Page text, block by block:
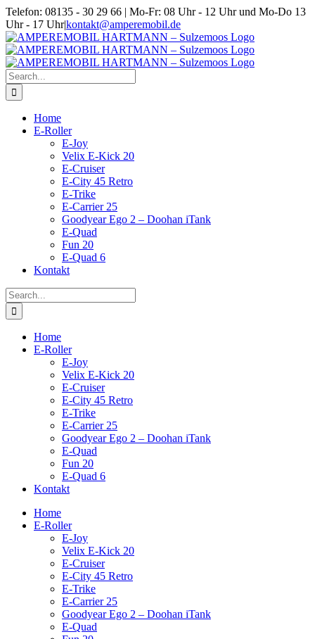
Skip
to
content
Telefon: 08135 - 30 29 66 | Mo-Fr: 08 Uhr - 12 Uhr und Mo-Do 13
Uhr - 17 Uhr|kontakt@amperemobil.de
Search
for:
Home
E-Roller
E-Joy
Velix E-Kick 20
E-Cruiser
E-City 45 Retro
E-Trike
E-Carrier 25
Goodyear Ego 2 – Doohan iTank
E-Quad
Fun 20
E-Quad 6
Kontakt
Search
for:
Home
E-Roller
E-Joy
Velix E-Kick 20
E-Cruiser
E-City 45 Retro
E-Trike
E-Carrier 25
Goodyear Ego 2 – Doohan iTank
E-Quad
Fun 20
E-Quad 6
Kontakt
Home
E-Roller
E-Joy
Velix E-Kick 20
E-Cruiser
E-City 45 Retro
E-Trike
E-Carrier 25
Goodyear Ego 2 – Doohan iTank
E-Quad